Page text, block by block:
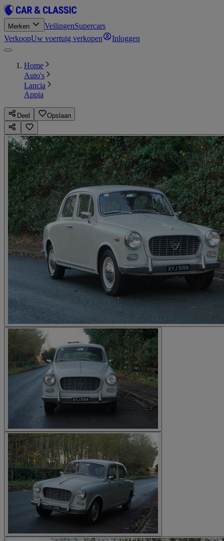
Merken VeilingenSupercars
VerkoopUw voertuig verkopen Inloggen
Home
Auto's
Lancia
Appia
Deel Opslaan